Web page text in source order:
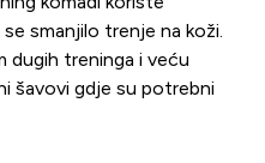
smanjilo trenje na koži.
dugih treninga i veću
šavovi gdje su potrebni